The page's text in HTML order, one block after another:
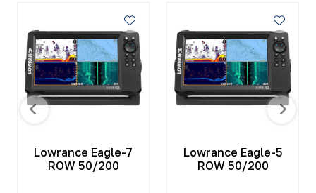
Lowrance Eagle-7
ROW 50/200
Lowrance Eagle-5
ROW 50/200